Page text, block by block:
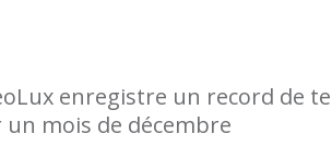
enregistre un record de
un mois de décembre